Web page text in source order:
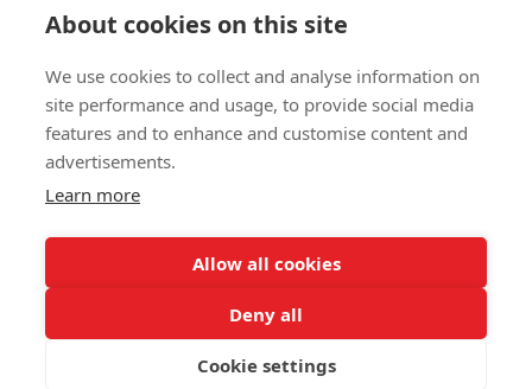
Купить
098 407 85 70
Укр Рус
About cookies on this site
We use cookies to collect and analyse information on
site performance and usage, to provide social media
features and to enhance and customise content and
advertisements.
Learn more
Allow all cookies
Deny all
Cookie settings